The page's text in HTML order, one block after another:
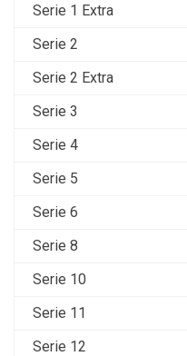
Serie 1 Extra
Serie 2
Serie 2 Extra
Serie 3
Serie 4
Serie 5
Serie 6
Serie 8
Serie 10
Serie 11
Serie 12